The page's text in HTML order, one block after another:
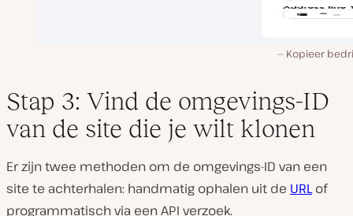
Kopieer
Stap 3: Vind de omgevings-ID
van de site die je wilt klonen
Er zijn twee methoden om de omgevings-ID van een
site te achterhalen: handmatig ophalen uit de URLof
programmatisch via een API verzoek.